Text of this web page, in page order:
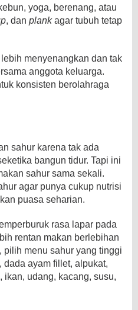
yoga, berenang, atau
, dan plankagar tubuh tetap
menyenangkan dan tak
anggota keluarga.
konsisten berolahraga
sahur karena tak ada
bangun tidur. Tapi ini
sahur sama sekali.
agar punya cukup nutrisi
puasa seharian.
rasa lapar pada
rentan makan berlebihan
pilih menu sahur yang tinggi
dada ayam fillet, alpukat,
ikan, udang, kacang, susu,